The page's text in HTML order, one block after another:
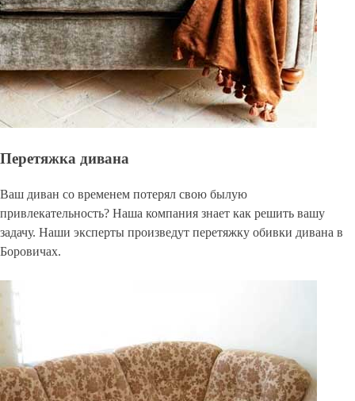
Перетяжка дивана
Ваш диван со временем потерял свою былую
привлекательность? Наша компания знает как решить вашу
задачу. Наши эксперты произведут перетяжку обивки дивана в
Боровичах.